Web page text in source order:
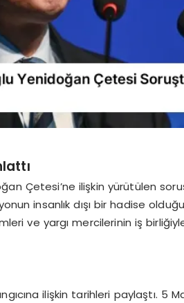
Çetesi’ne ilişkin yürütülen
insanlık dışı bir hadise
ve yargı mercilerinin iş
ilişkin tarihleri paylaştı. 5